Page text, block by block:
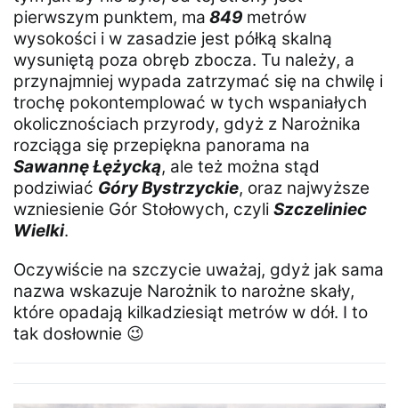
pierwszym punktem, ma 849 metrów
wysokości i w zasadzie jest półką skalną
wysuniętą poza obręb zbocza. Tu należy, a
przynajmniej wypada zatrzymać się na chwilę i
trochę pokontemplować w tych wspaniałych
okolicznościach przyrody, gdyż z Narożnika
rozciąga się przepiękna panorama na
Sawannę Łężycką, ale też można stąd
podziwiać Góry Bystrzyckie, oraz najwyższe
wzniesienie Gór Stołowych, czyli Szczeliniec
Wielki.
Oczywiście na szczycie uważaj, gdyż jak sama
nazwa wskazuje Narożnik to narożne skały,
które opadają kilkadziesiąt metrów w dół. I to
tak dosłownie 😉